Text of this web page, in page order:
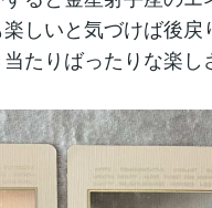
しいと気づけば後
たりばったりな楽